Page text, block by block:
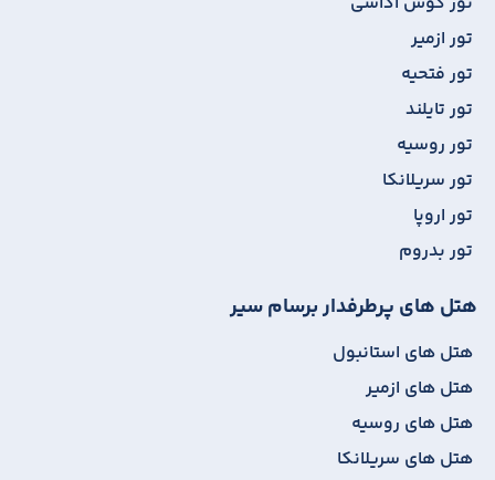
تور ازمیر
تور فتحیه
تور تایلند
تور روسیه
تور سریلانکا
تور اروپا
تور بدروم
هتل های پرطرفدار برسام سیر
هتل های استانبول
هتل های ازمیر
هتل های روسیه
هتل های سریلانکا